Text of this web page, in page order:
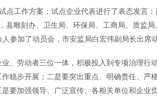
工作方案；试点企业代表进行了表态发言
雕刻办、卫生局、环保局、工商局、质监
参加了动员会，市安监局白宏伟副局长出席
、劳动者三位一体，积极投入到专项治理行
稳步开展；二是要突出重点、明确责任、严
要加强领导、广泛宣传、各相关单位和企业